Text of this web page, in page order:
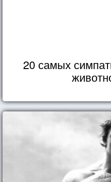
20 самых